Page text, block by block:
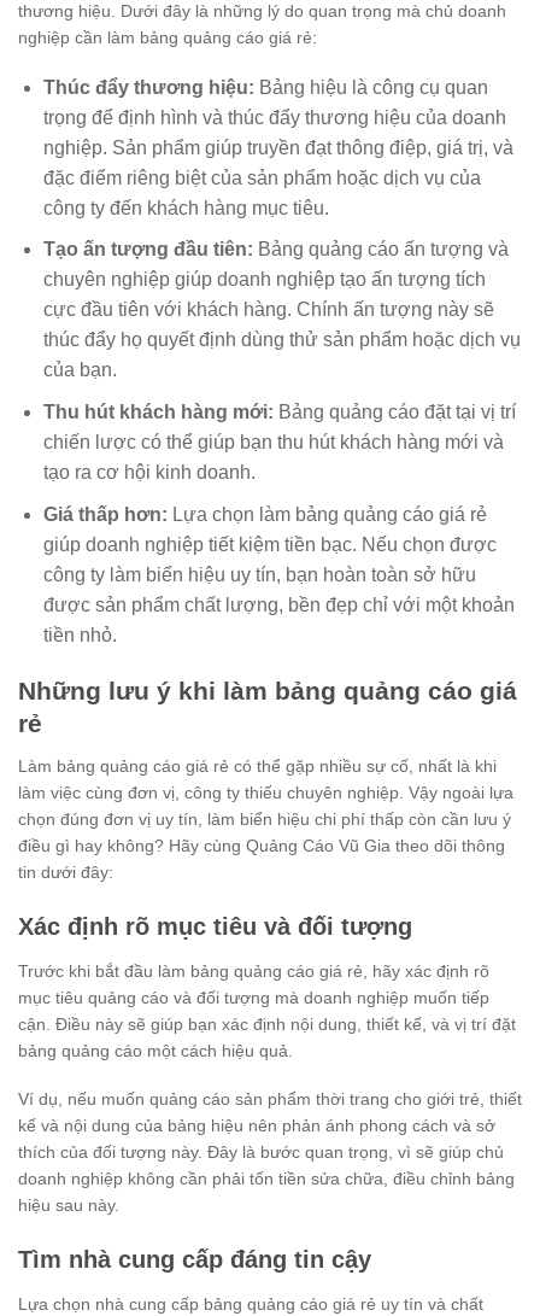
thương hiệu. Dưới đây là những lý do quan trọng mà chủ doanh
nghiệp cần làm bảng quảng cáo giá rẻ:
Thúc đẩy thương hiệu: Bảng hiệu là công cụ quan
trọng để định hình và thúc đẩy thương hiệu của doanh
nghiệp. Sản phẩm giúp truyền đạt thông điệp, giá trị, và
đặc điểm riêng biệt của sản phẩm hoặc dịch vụ của
công ty đến khách hàng mục tiêu.
Tạo ấn tượng đầu tiên: Bảng quảng cáo ấn tượng và
chuyên nghiệp giúp doanh nghiệp tạo ấn tượng tích
cực đầu tiên với khách hàng. Chính ấn tượng này sẽ
thúc đẩy họ quyết định dùng thử sản phẩm hoặc dịch vụ
của bạn.
Thu hút khách hàng mới: Bảng quảng cáo đặt tại vị trí
chiến lược có thể giúp bạn thu hút khách hàng mới và
tạo ra cơ hội kinh doanh.
Giá thấp hơn: Lựa chọn làm bảng quảng cáo giá rẻ
giúp doanh nghiệp tiết kiệm tiền bạc. Nếu chọn được
công ty làm biển hiệu uy tín, bạn hoàn toàn sở hữu
được sản phẩm chất lượng, bền đẹp chỉ với một khoản
tiền nhỏ.
Những lưu ý khi làm bảng quảng cáo giá
rẻ
Làm bảng quảng cáo giá rẻ có thể gặp nhiều sự cố, nhất là khi
làm việc cùng đơn vị, công ty thiếu chuyên nghiệp. Vậy ngoài lựa
chọn đúng đơn vị uy tín, làm biển hiệu chi phí thấp còn cần lưu ý
điều gì hay không? Hãy cùng Quảng Cáo Vũ Gia theo dõi thông
tin dưới đây:
Xác định rõ mục tiêu và đối tượng
Trước khi bắt đầu làm bảng quảng cáo giá rẻ, hãy xác định rõ
mục tiêu quảng cáo và đối tượng mà doanh nghiệp muốn tiếp
cận. Điều này sẽ giúp bạn xác định nội dung, thiết kế, và vị trí đặt
bảng quảng cáo một cách hiệu quả.
Ví dụ, nếu muốn quảng cáo sản phẩm thời trang cho giới trẻ, thiết
kế và nội dung của bảng hiệu nên phản ánh phong cách và sở
thích của đối tượng này. Đây là bước quan trọng, vì sẽ giúp chủ
doanh nghiệp không cần phải tốn tiền sửa chữa, điều chỉnh bảng
hiệu sau này.
Tìm nhà cung cấp đáng tin cậy
Lựa chọn nhà cung cấp bảng quảng cáo giá rẻ uy tín và chất